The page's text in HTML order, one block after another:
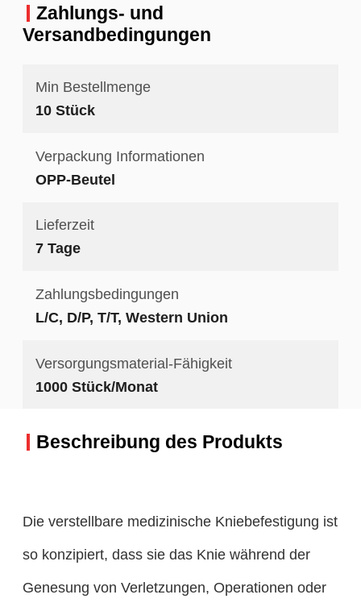
Zahlungs- und
Versandbedingungen
Min Bestellmenge
10 Stück
Verpackung Informationen
OPP-Beutel
Lieferzeit
7 Tage
Zahlungsbedingungen
L/C, D/P, T/T, Western Union
Versorgungsmaterial-Fähigkeit
1000 Stück/Monat
Beschreibung des Produkts
Die verstellbare medizinische Kniebefestigung ist
so konzipiert, dass sie das Knie während der
Genesung von Verletzungen, Operationen oder